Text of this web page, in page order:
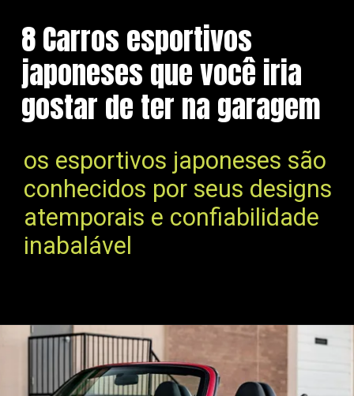
8 Carros esportivos
japoneses que você iria
gostar de ter na garagem
os esportivos japoneses são
conhecidos por seus designs
atemporais e confiabilidade
inabalável